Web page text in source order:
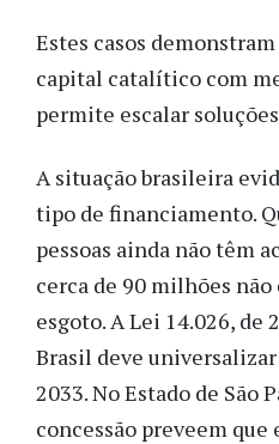
Estes casos
capital catalítico com
permite escalar
A situação brasileira
tipo de financiamento.
pessoas ainda não têm
cerca de 90 milhões
esgoto. A Lei 14.026, de
Brasil deve
2033. No Estado de São
concessão preveem que